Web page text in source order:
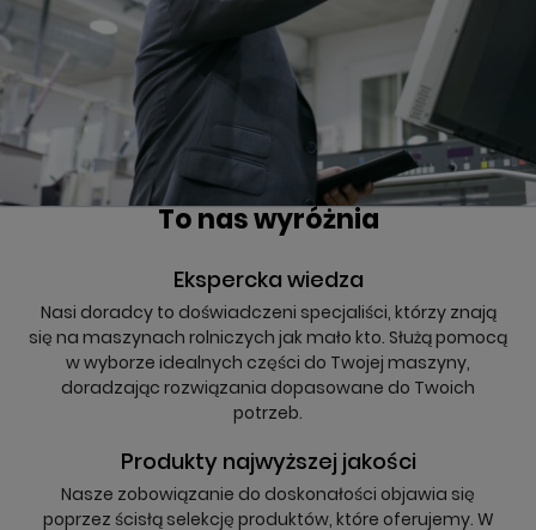
To nas wyróżnia
Ekspercka wiedza
Nasi doradcy to doświadczeni specjaliści, którzy znają
się na maszynach rolniczych jak mało kto. Służą pomocą
w wyborze idealnych części do Twojej maszyny,
doradzając rozwiązania dopasowane do Twoich
potrzeb.
Produkty najwyższej jakości
Nasze zobowiązanie do doskonałości objawia się
poprzez ścisłą selekcję produktów, które oferujemy. W